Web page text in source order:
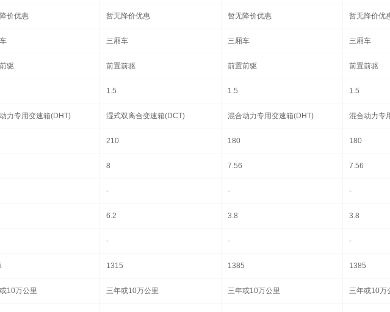
价优惠 暂无降价优惠 暂无降价优惠 暂无降价优
三厢车 三厢车 三厢车
驱 前置前驱 前置前驱 前置前驱
1.5 1.5 1.5
力专用变速箱(DHT) 湿式双离合变速箱(DCT) 混合动力专用变速箱(DHT) 混合动力专
210 180 180
8 7.56 7.56
- - -
6.2 3.8 3.8
- - -
1315 1385 1385
10万公里 三年或10万公里 三年或10万公里 三年或10万